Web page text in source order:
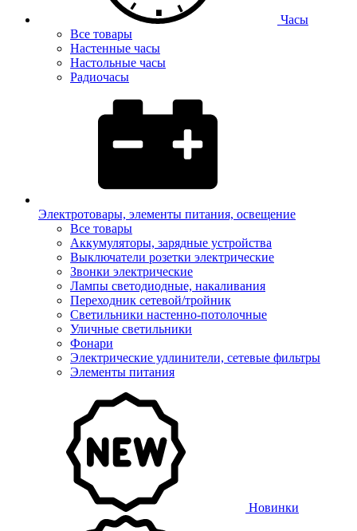
Часы
Все товары
Настенные часы
Настольные часы
Радиочасы
Электротовары, элементы питания, освещение
Все товары
Аккумуляторы, зарядные устройства
Выключатели розетки электрические
Звонки электрические
Лампы светодиодные, накаливания
Переходник сетевой/тройник
Светильники настенно-потолочные
Уличные светильники
Фонари
Электрические удлинители, сетевые фильтры
Элементы питания
Новинки